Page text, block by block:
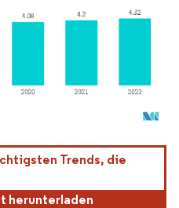
erfordert Namensnennung gemäß
Trends, die
herunterladen